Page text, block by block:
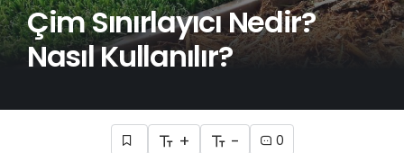
Çim Sınırlayıcı Nedir?
Nasıl Kullanılır?
+ - 0